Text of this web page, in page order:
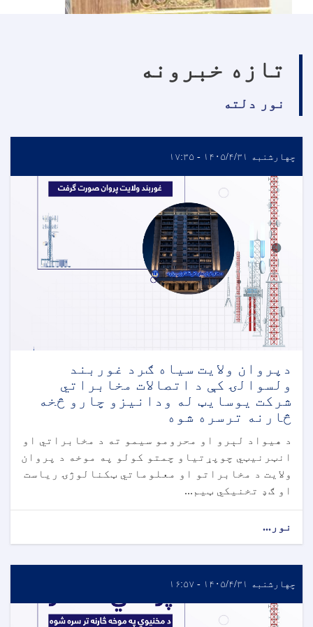
تازه خبرونه
نور دلته
چهارشنبه ۱۴۰۵/۴/۳۱ - ۱۷:۳۵
دپروان ولایت سیاه ګرد غوربند
ولسوالۍ کې د اتصالات مخابراتي
شرکت یوسایټ له ودانیزو چارو څخه
څارنه ترسره شوه
د هیواد لېرو او محرومو سیمو ته د مخابراتي او
انټرنیټي چوپړتیاو چمتو کولو په موخه د پروان
ولایت د مخابراتو او معلوماتي ټکنالوژۍ ریاست
او ګډ تخنیکي ټیم...
نور...
چهارشنبه ۱۴۰۵/۴/۳۱ - ۱۶:۵۷